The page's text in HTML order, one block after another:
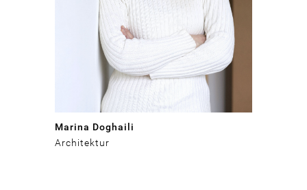
Marina Doghaili
Architektur